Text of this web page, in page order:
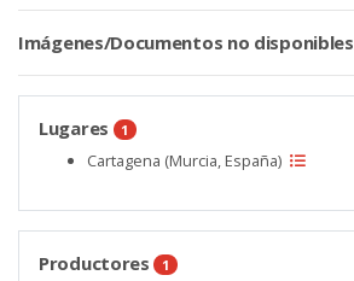
Imágenes/Documentos no disponibles
Lugares 1
Cartagena (Murcia, España)
Productores 1